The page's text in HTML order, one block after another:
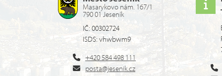
Masarykovo nám. 167/1
790 01 Jeseník
IČ: 00302724
ISDS: vhwbwm9
+420 584 498 111
posta@jesenik.cz